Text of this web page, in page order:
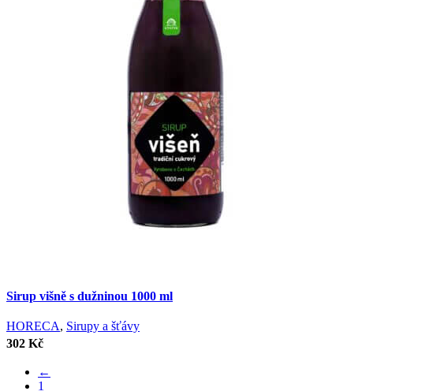
Sirup višně s dužninou 1000 ml
HORECA, Sirupy a šťávy
302 Kč
←
1